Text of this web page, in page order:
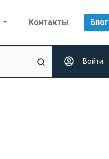
Контакты Блог
Войти